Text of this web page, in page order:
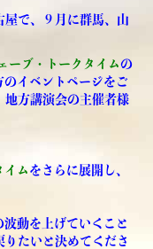
屋で、９月に群馬、山
ーブ・トークタイムの
のイベントページをご
地方講演会の主催者様
イム をさらに展開し、
動を上げていくこと
たいと決めてくださ